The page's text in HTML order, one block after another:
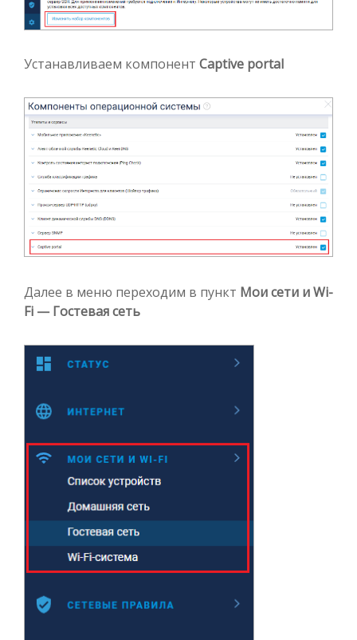
Устанавливаем компонент Captive portal
Далее в меню переходим в пункт Мои сети и Wi-
Fi — Гостевая сеть